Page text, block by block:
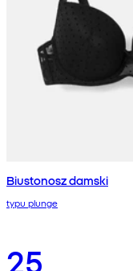
Biustonosz damski
typu plunge
25